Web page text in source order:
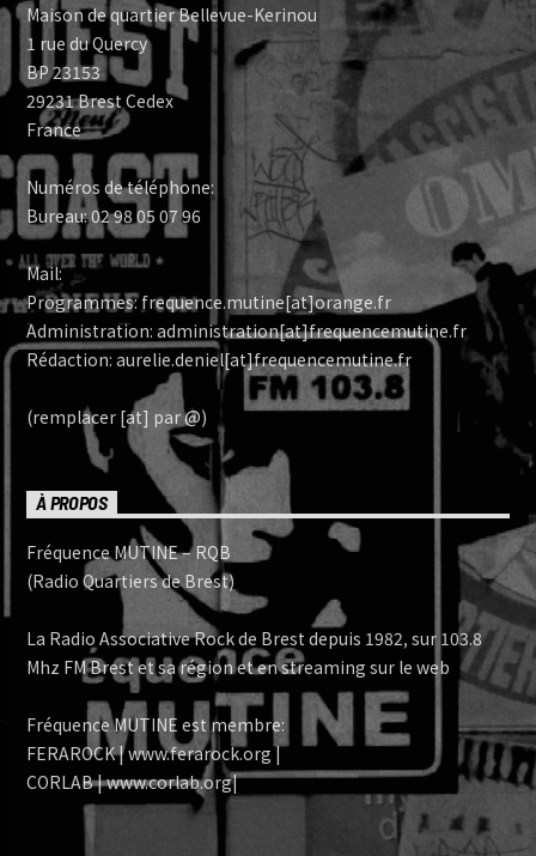
Maison de quartier Bellevue-Kerinou
1 rue du Quercy
BP 23153
29231 Brest Cedex
France
Numéros de téléphone:
Bureau: 02 98 05 07 96
Mail:
Programmes: frequence.mutine[at]orange.fr
Administration: administration[at]frequencemutine.fr
Rédaction: aurelie.deniel[at]frequencemutine.fr
(remplacer [at] par @)
À PROPOS
Fréquence MUTINE – RQB
(Radio Quartiers de Brest)
La Radio Associative Rock de Brest depuis 1982, sur 103.8
Mhz FM Brest et sa région et en streaming sur le web
Fréquence MUTINE est membre:
FERAROCK | www.ferarock.org |
CORLAB | www.corlab.org|